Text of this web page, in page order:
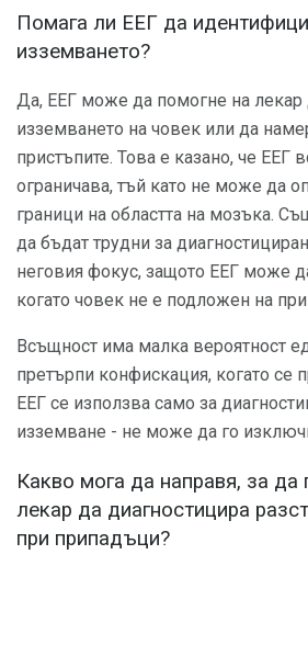
Помага ли ЕЕГ да
изземването?
Да, ЕЕГ може да помогне на лекар
изземването на човек или да
пристъпите. Това е казано, че ЕЕГ
ограничава, тъй като не може да
граници на областта на мозъка.
да бъдат трудни за
неговия фокус, защото ЕЕГ може
когато човек не е подложен на
Всъщност има малка вероятност
претърпи конфискация, когато се
ЕЕГ се използва само за
изземване - не може да го
Какво мога да направя, за да
лекар да диагностицира
при припадъци?